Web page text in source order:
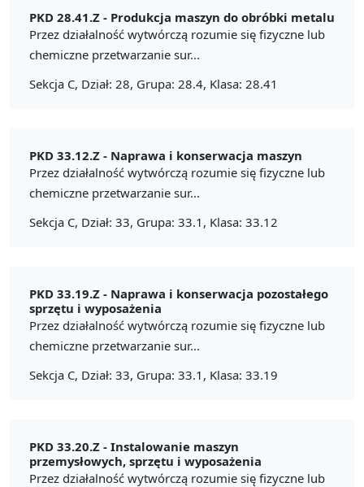
PKD 28.41.Z - Produkcja maszyn do obróbki metalu
Przez działalność wytwórczą rozumie się fizyczne lub
chemiczne przetwarzanie sur...
Sekcja C, Dział: 28, Grupa: 28.4, Klasa: 28.41
PKD 33.12.Z - Naprawa i konserwacja maszyn
Przez działalność wytwórczą rozumie się fizyczne lub
chemiczne przetwarzanie sur...
Sekcja C, Dział: 33, Grupa: 33.1, Klasa: 33.12
PKD 33.19.Z - Naprawa i konserwacja pozostałego
sprzętu i wyposażenia
Przez działalność wytwórczą rozumie się fizyczne lub
chemiczne przetwarzanie sur...
Sekcja C, Dział: 33, Grupa: 33.1, Klasa: 33.19
PKD 33.20.Z - Instalowanie maszyn
przemysłowych, sprzętu i wyposażenia
Przez działalność wytwórczą rozumie się fizyczne lub